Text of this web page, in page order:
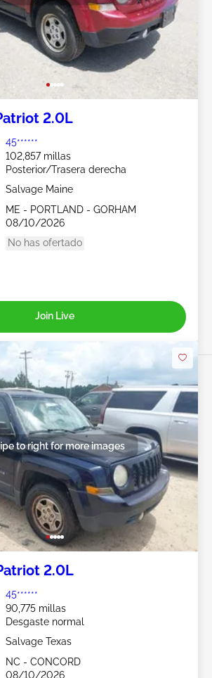
2.0L
45******
102,857 millas
Posterior/Trasera derecha
Salvage Maine
ME - PORTLAND - GORHAM
08/10/2026
No has ofertado
Join Live
to right for more images
2.0L
45******
90,775 millas
Desgaste normal
Salvage Texas
NC - CONCORD
08/10/2026